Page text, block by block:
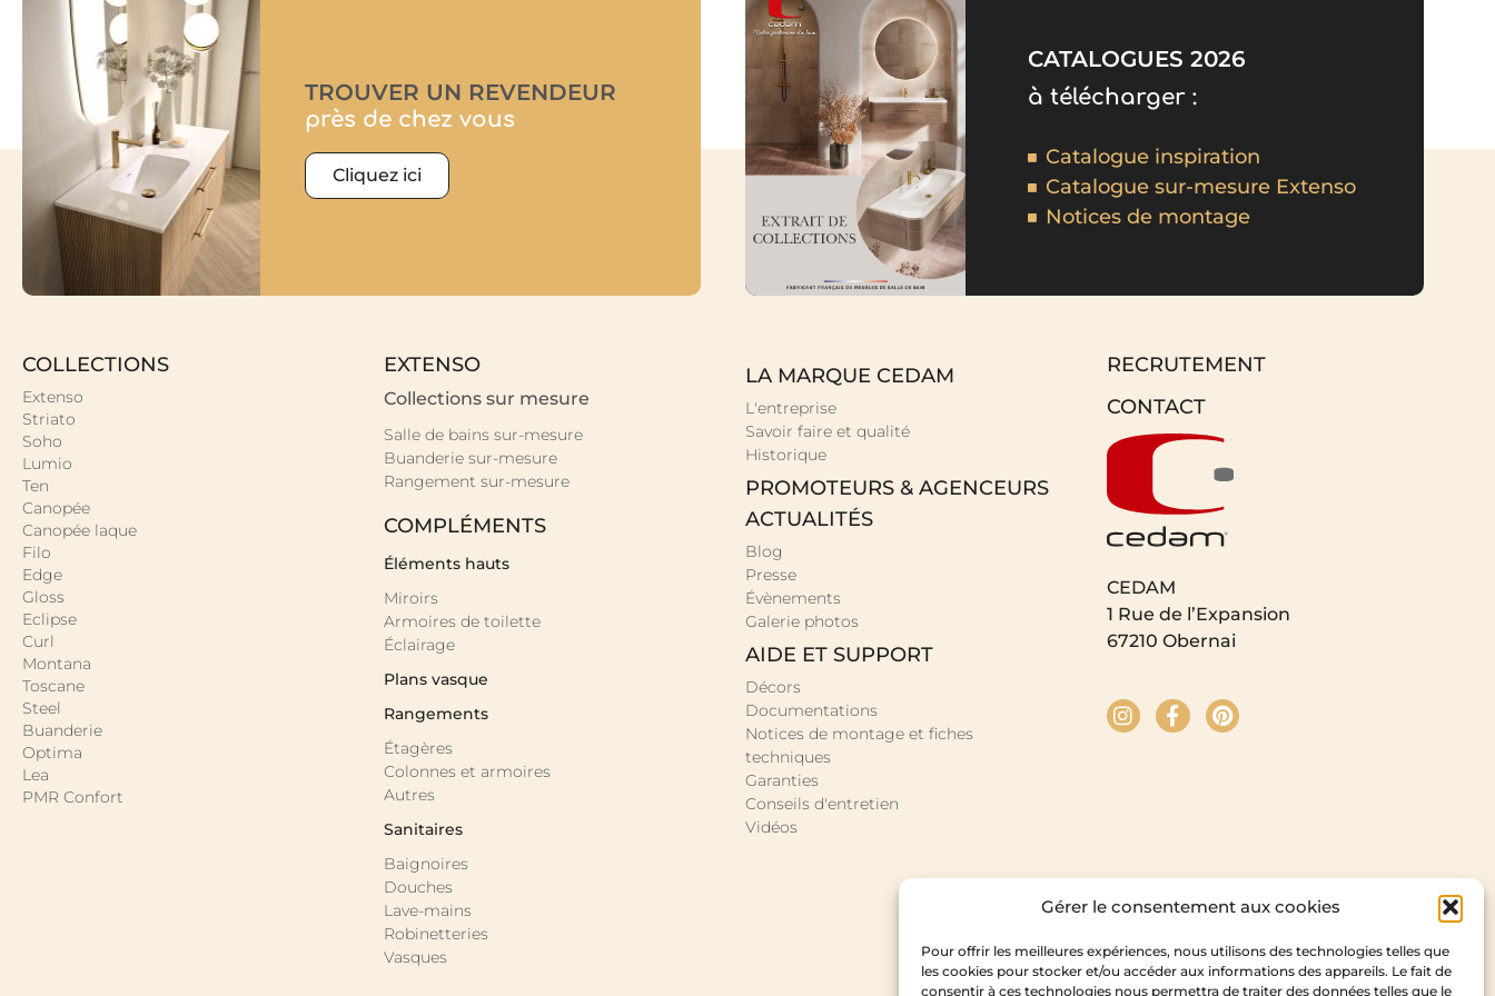
Gérer le consentement aux cookies
Pour offrir les meilleures expériences, nous utilisons des technologies telles que
les cookies pour stocker et/ou accéder aux informations des appareils. Le fait de
consentir à ces technologies nous permettra de traiter des données telles que le
TROUVER UN REVENDEUR
près de chez vous
Cliquez ici
CATALOGUES 2026
à télécharger :
Catalogue inspiration
Catalogue sur-mesure Extenso
Notices de montage
COLLECTIONS
Extenso
Striato
Soho
Lumio
Ten
Canopée
Canopée laque
Filo
Edge
Gloss
Eclipse
Curl
Montana
Toscane
Steel
Buanderie
Optima
Lea
PMR Confort
EXTENSO
Collections sur mesure
Salle de bains sur-mesure
Buanderie sur-mesure
Rangement sur-mesure
COMPLÉMENTS
Éléments hauts
Miroirs
Armoires de toilette
Éclairage
Plans vasque
Rangements
Étagères
Colonnes et armoires
Autres
Sanitaires
Baignoires
Douches
Lave-mains
Robinetteries
Vasques
LA MARQUE CEDAM
L'entreprise
Savoir faire et qualité
Historique
PROMOTEURS & AGENCEURS
ACTUALITÉS
Blog
Presse
Évènements
Galerie photos
AIDE ET SUPPORT
Décors
Documentations
Notices de montage et fiches
techniques
Garanties
Conseils d'entretien
Vidéos
RECRUTEMENT
CONTACT
CEDAM
1 Rue de l’Expansion
67210 Obernai